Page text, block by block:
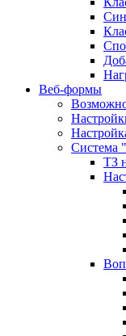
Веб-формы
Система
ТЗ